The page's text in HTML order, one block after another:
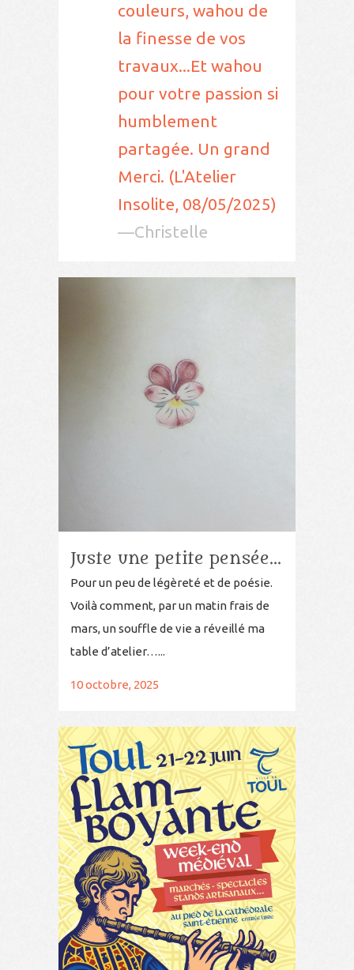
couleurs, wahou de
la finesse de vos
travaux...Et wahou
pour votre passion si
humblement
partagée. Un grand
Merci. (L'Atelier
Insolite, 08/05/2025)
—Christelle
Juste une petite pensée…
Pour un peu de légèreté et de poésie.
Voilà comment, par un matin frais de
mars, un souffle de vie a réveillé ma
table d’atelier…...
10 octobre, 2025